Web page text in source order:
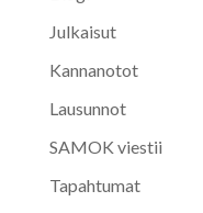
Julkaisut
Kannanotot
Lausunnot
SAMOK viestii
Tapahtumat